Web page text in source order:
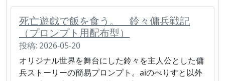
死亡遊戯で飯を食う。 鈴々傭兵戦記
（プロンプト用配布型）
投稿: 2026-05-20
オリジナル世界を舞台にした鈴々を主人公とした傭
兵ストーリーの簡易プロンプト。aiのべりすと以外